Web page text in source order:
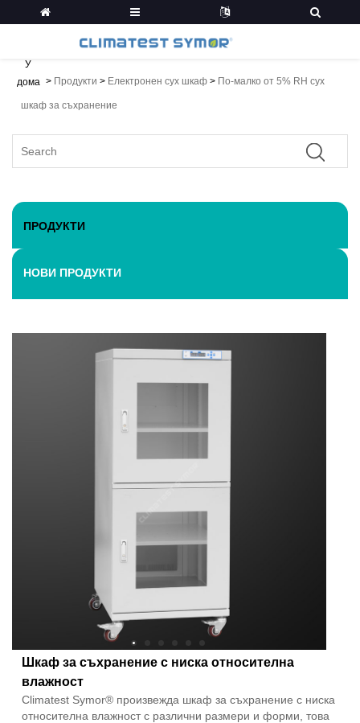
У
дома > Продукти > Електронен сух шкаф > По-малко от 5% RH сух
шкаф за съхранение
ПРОДУКТИ
НОВИ ПРОДУКТИ
Шкаф за съхранение с ниска относителна
влажност
Climatest Symor® произвежда шкаф за съхранение с ниска
относителна влажност с различни размери и форми, това